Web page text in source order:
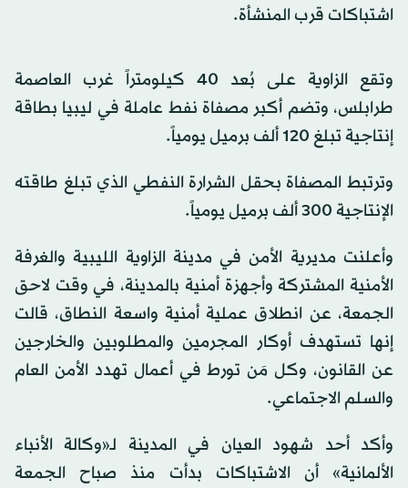
اشتباكات قرب المنشأة.
وتقع الزاوية على بُعد 40 كيلومتراً غرب العاصمة
طرابلس، وتضم أكبر مصفاة نفط عاملة في ليبيا بطاقة
إنتاجية تبلغ 120 ألف برميل يومياً.
وترتبط المصفاة بحقل الشرارة النفطي الذي تبلغ طاقته
الإنتاجية 300 ألف برميل يومياً.
وأعلنت مديرية الأمن في مدينة الزاوية الليبية والغرفة
الأمنية المشتركة وأجهزة أمنية بالمدينة، في وقت لاحق
الجمعة، عن انطلاق عملية أمنية واسعة النطاق، قالت
إنها تستهدف أوكار المجرمين والمطلوبين والخارجين
عن القانون، وكل مَن تورط في أعمال تهدد الأمن العام
والسلم الاجتماعي.
وأكد أحد شهود العيان في المدينة لـ«وكالة الأنباء
الألمانية» أن الاشتباكات بدأت منذ صباح الجمعة